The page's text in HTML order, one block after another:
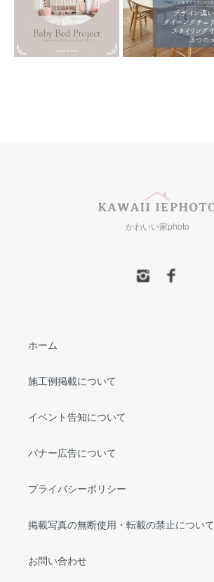
かわいい家photo
ホーム
施工例掲載について
イベント告知について
バナー広告について
プライバシーポリシー
掲載写真の無断使用・転載の禁止について
お問い合わせ